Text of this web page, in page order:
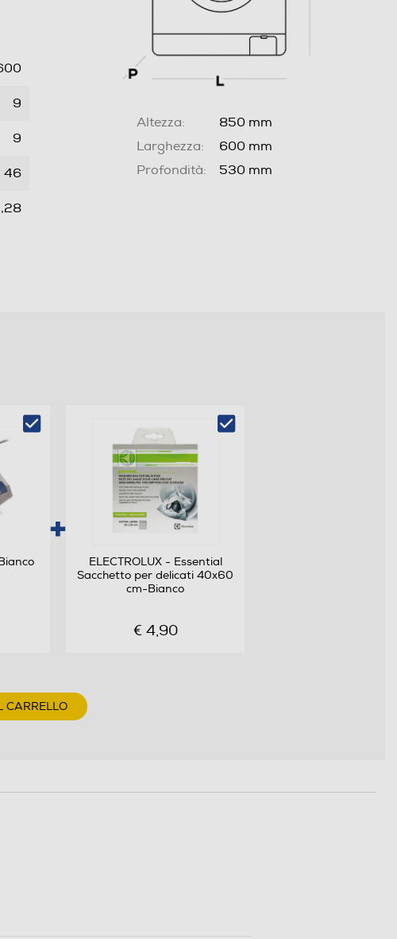
9
9
46
49
131
16
Altezza:
850 mm
Larghezza:
600 mm
Profondità:
530 mm
ELECTROLUX - Essential
Sacchetto per delicati 40x60
cm-Bianco
€ 4,90
CARRELLO